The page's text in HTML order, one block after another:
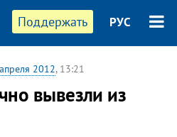
Поддержать РУС
2012, 13:21
вывезли из